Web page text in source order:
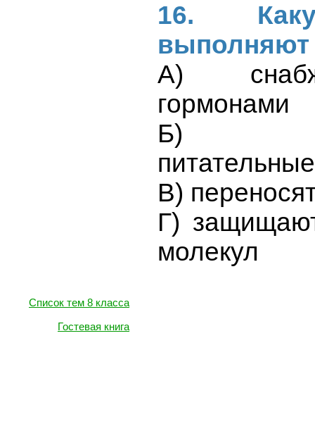
16.
выполняют
А)
гормонами
Б)
В)
Г)
молекул
Cписок тем 8 класса
Гостевая книга